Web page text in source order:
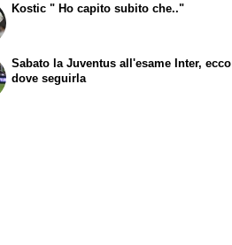
Kostic " Ho capito subito che.."
Sabato la Juventus all'esame Inter, ecco
dove seguirla